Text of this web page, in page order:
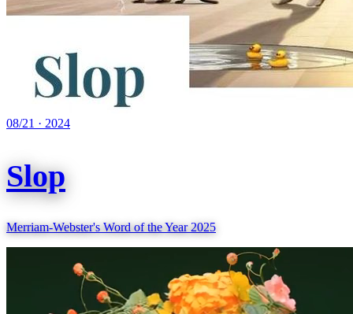
08/21 · 2024
Slop
Merriam-Webster's Word of the Year 2025